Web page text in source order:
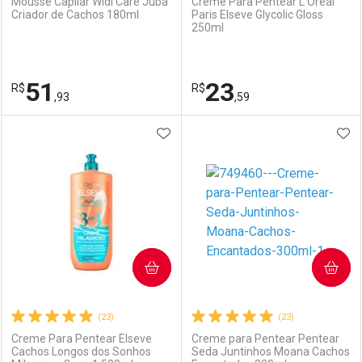
Comprar sem Desconto
Por R$ 12,00/cada
Por R$ 12,00/cada
Comprar sem Desconto
Por R$ 33,59/cada
Por R$ 33,59/cada
Criador de Cachos 180ml
R$51 ,93
Laboratório
Por Menos
Paris Elseve Glycolic Gloss
250ml
R$23,59
Laboratório
Por Menos
(23)
Creme Para Pentear Elseve
Cachos Longos dos Sonhos
ADICIONAR AOS FAVORITOS
COMPRAR
(23)
Creme para Pentear Pentear
Seda Juntinhos Moana Cachos
COMPRAR